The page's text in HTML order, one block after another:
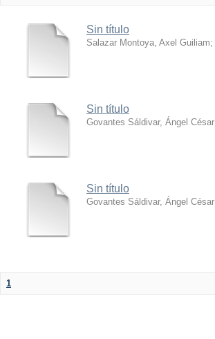
Sin título
Salazar Montoya, Axel Guiliam;
Sin título
Govantes Sáldivar, Ángel César
Sin título
Govantes Sáldivar, Ángel César
1